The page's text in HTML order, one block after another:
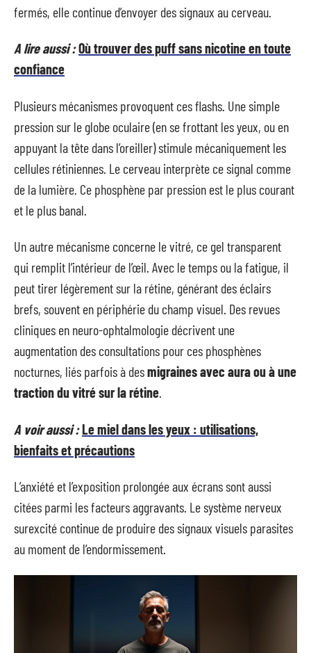
fermés, elle continue d’envoyer des signaux au cerveau.
A lire aussi :Où trouver des puff sans nicotine en toute
confiance
Plusieurs mécanismes provoquent ces flashs. Une simple
pression sur le globe oculaire (en se frottant les yeux, ou en
appuyant la tête dans l’oreiller) stimule mécaniquement les
cellules rétiniennes. Le cerveau interprète ce signal comme
de la lumière. Ce phosphène par pression est le plus courant
et le plus banal.
Un autre mécanisme concerne le vitré, ce gel transparent
qui remplit l’intérieur de l’œil. Avec le temps ou la fatigue, il
peut tirer légèrement sur la rétine, générant des éclairs
brefs, souvent en périphérie du champ visuel. Des revues
cliniques en neuro-ophtalmologie décrivent une
augmentation des consultations pour ces phosphènes
nocturnes, liés parfois à desmigraines avec aura ou à une
traction du vitré sur la rétine.
A voir aussi :Le miel dans les yeux : utilisations,
bienfaits et précautions
L’anxiété et l’exposition prolongée aux écrans sont aussi
citées parmi les facteurs aggravants. Le système nerveux
surexcité continue de produire des signaux visuels parasites
au moment de l’endormissement.